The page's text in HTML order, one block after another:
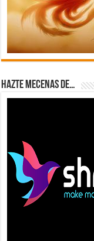
Hazte Mecenas de…